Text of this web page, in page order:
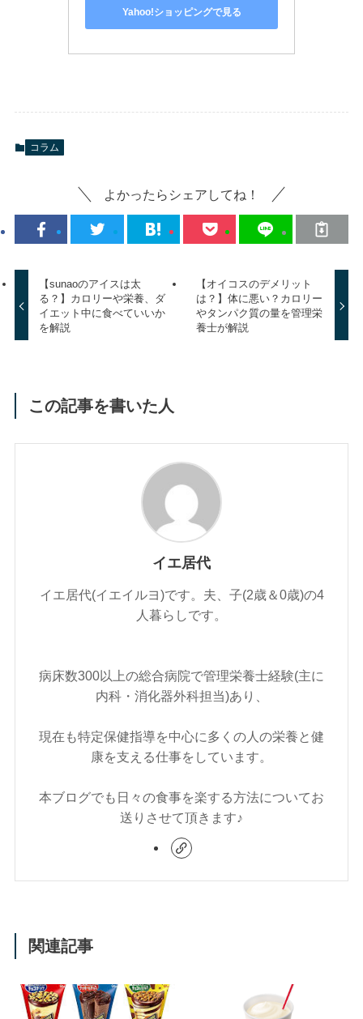
Yahoo!ショッピングで見る
コラム
よかったらシェアしてね！
【sunaoのアイスは太
る？】カロリーや栄養、ダ
イエット中に食べていいか
を解説
【オイコスのデメリット
は？】体に悪い？カロリー
やタンパク質の量を管理栄
養士が解説
この記事を書いた人
イエ居代
イエ居代(イエイルヨ)です。夫、子(2歳＆0歳)の4
人暮らしです。
病床数300以上の総合病院で管理栄養士経験(主に
内科・消化器外科担当)あり、
現在も特定保健指導を中心に多くの人の栄養と健
康を支える仕事をしています。
本ブログでも日々の食事を楽する方法についてお
送りさせて頂きます♪
関連記事